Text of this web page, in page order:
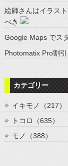
絵師さんはイラス
べき
Google Maps でス
Photomatix Pro割
カテゴリー
イキモノ（217）
トコロ（635）
モノ（388）